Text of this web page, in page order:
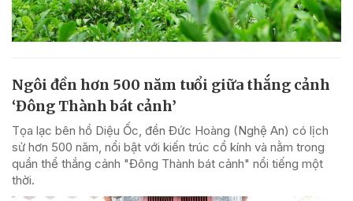
Ngôi đền hơn 500 năm tuổi giữa thắng cảnh
‘Đông Thành bát cảnh’
Tọa lạc bên hồ Diệu Ốc, đền Đức Hoàng (Nghệ An) có lịch
sử hơn 500 năm, nổi bật với kiến trúc cổ kính và nằm trong
quần thể thắng cảnh "Đông Thành bát cảnh" nổi tiếng một
thời.